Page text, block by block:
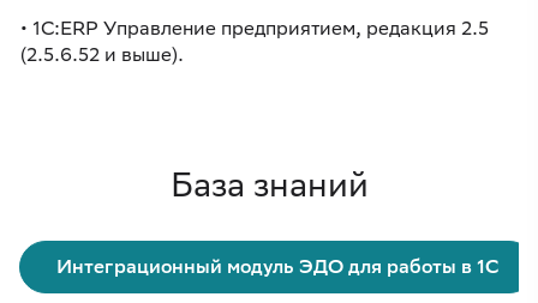
• 1С:ERP Управление предприятием, редакция 2.5
(2.5.6.52 и выше).
База знаний
Интеграционный модуль ЭДО для работы в 1С